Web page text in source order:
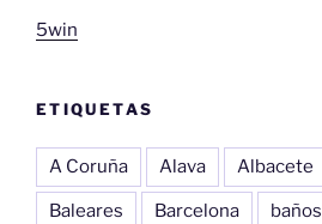
5win
ETIQUETAS
A Coruña Alava Albacete
Baleares Barcelona baños